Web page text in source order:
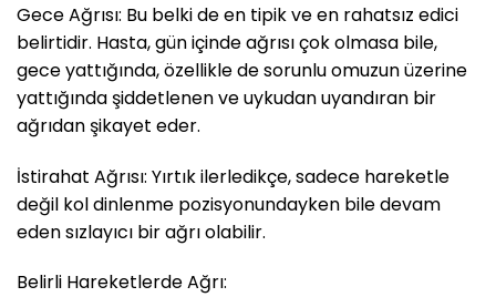
Gece Ağrısı: Bu belki de en tipik ve en rahatsız edici
belirtidir. Hasta, gün içinde ağrısı çok olmasa bile,
gece yattığında, özellikle de sorunlu omuzun üzerine
yattığında şiddetlenen ve uykudan uyandıran bir
ağrıdan şikayet eder.
İstirahat Ağrısı: Yırtık ilerledikçe, sadece hareketle
değil kol dinlenme pozisyonundayken bile devam
eden sızlayıcı bir ağrı olabilir.
Belirli Hareketlerde Ağrı: